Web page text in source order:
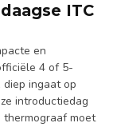
ITC
en
4 of 5-
diep ingaat op
introductiedag
thermograaf moet